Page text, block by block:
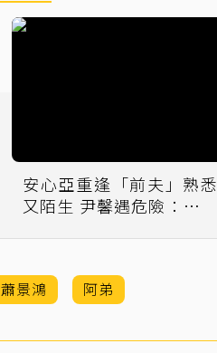
安心亞重逢「前夫」熟悉
又陌生 尹馨遇危險：求助
蕭景鴻 阿弟